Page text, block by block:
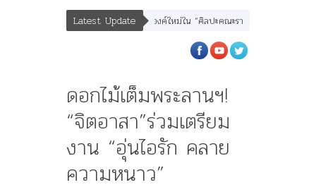
Latest Update
ตร” และ “เทพีรัฐธรรมนูญ” เทพองค์ใหม่ใน “ศิลปะคณะราษฎร”
ดอกไม้เต็มพระลานฯ!
“จิตอาสา”ร่วมเตรียม
งาน “อุ่นไอรัก คลาย
ความหนาว”